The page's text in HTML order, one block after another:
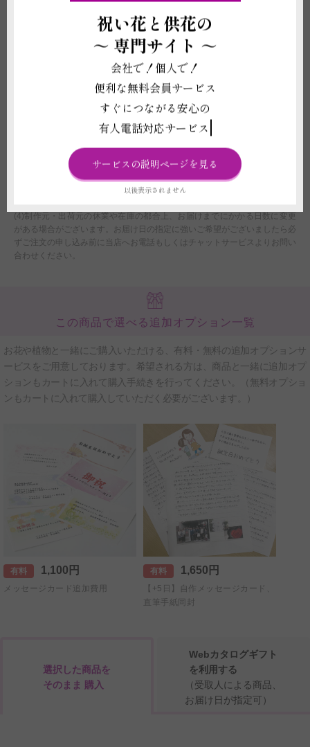
(5)受注制作（オーダー）のため、商品作成後の変更・取り消しを承ること
ができません。制作開始後に、万が一ご注文をお取り消しされた場合も代金
はご注文者様に全額負担いただきます。
配送に関わる重要な注意事項
だいたご注文につきましては、翌営業日をもってご注文を承諾したものとさ
(2)注文フォームでお届け時間帯のご指定いただいたとしても、運送会社の
規定に伴い、確約はできません。あくまでご希望として承りますので、予め
ご了承ください。
(3)配送時の交通状況や天候、天災により遅延や配送中止の場合、当店では
ご返品、ご返金、交換、その他のご請求などには応じかねますのでご了承く
(4)制作元・出荷元の休業や在庫の都合上、お届けまでにかかる日数に変更
がある場合がございます。お届け日の指定に強いご希望がございましたら必
ずご注文の申し込み前に当店へお電話もしくはチャットサービスよりお問い
合わせください。
この商品で選べる追加オプション一覧
お花や植物と一緒にご購入いただける、有料・無料の追加オプションサ
ービスをご用意しております。希望される方は、商品と一緒に追加オプ
ションもカートに入れて購入手続きを行ってください。（無料オプショ
ンもカートに入れて購入していただく必要がございます。）
有料 1,100円
メッセージカード追加費用
有料 1,650円
【+5日】自作メッセージカード、
直筆手紙同封
選択した商品を
そのまま 購入
Webカタログギフト
を利用する
（受取人による商品、
お届け日が指定可）
祝い花と供花の
～ 専門サイト ～
会社で！個人で！
便利な無料会員サービス
すぐにつながる安心の
有人電話対応サービス
サービスの説明ページを見る
以後表示されません